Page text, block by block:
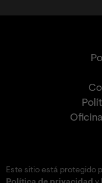
Este sitio está protegido